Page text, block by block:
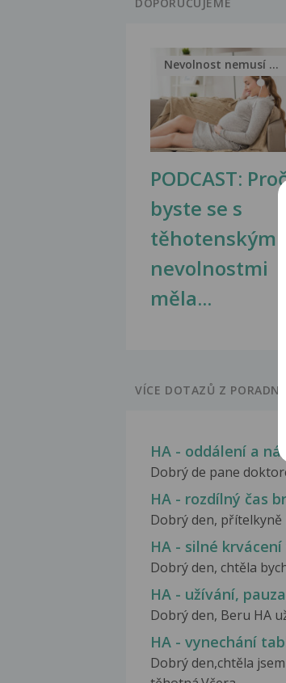
PODCAST:
byste se s
těhotenskými
nevolnostmi
měla...
Nevolnost nemusí být nutnou...
VÍCE DOTAZŮ Z PORADNY
HA - oddálení a
Dobrý de pane
HA - rozdílný čas
Dobrý den, přítelkyně
HA - silné
Dobrý den, chtěla
HA - užívání,
Dobrý den, Beru HA
HA - vynechání
Dobrý den,chtěla